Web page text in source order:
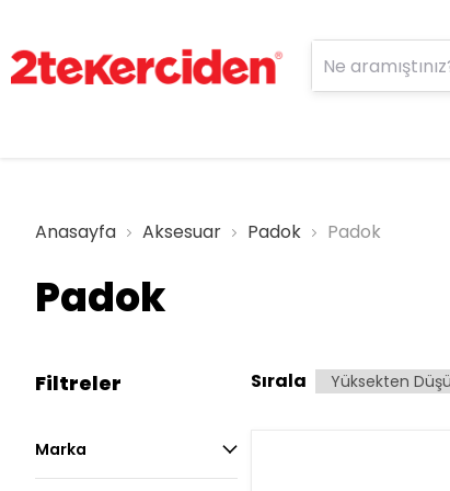
Anasayfa Aksesuar Padok Padok
Padok
Filtreler
Marka
Sırala